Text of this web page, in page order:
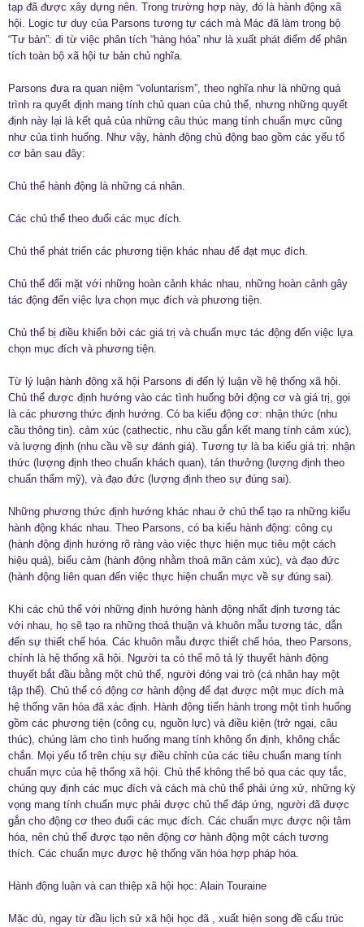
tạp đã được xây dựng nên. Trong trường hợp này, đó là hành động xã
hội. Logic tư duy của Parsons tương tự cách mà Mác đã làm trong bộ
“Tư bản”: đi từ việc phân tích “hàng hóa” như là xuất phát điểm để phân
tích toàn bộ xã hội tư bản chủ nghĩa.
Parsons đưa ra quan niệm “voluntarism”, theo nghĩa như là những quá
trình ra quyết định mang tính chủ quan của chủ thể, nhưng những quyết
định này lại là kết quả của những câu thúc mang tính chuẩn mực cũng
như của tình huống. Như vậy, hành động chủ động bao gồm các yếu tố
cơ bản sau đây:
Chủ thể hành động là những cá nhân.
Các chủ thể theo đuổi các mục đích.
Chủ thể phát triển các phương tiện khác nhau để đạt mục đích.
Chủ thể đối mặt với những hoàn cảnh khác nhau, những hoàn cảnh gây
tác động đến việc lựa chọn mục đích và phương tiện.
Chủ thể bị điều khiển bởi các giá trị và chuẩn mực tác động đến việc lựa
chọn mục đích và phương tiện.
Từ lý luận hành động xã hội Parsons đi đến lý luận về hệ thống xã hội.
Chủ thể được định hướng vào các tình huống bởi động cơ và giá trị, gọi
là các phương thức định hướng. Có ba kiểu động cơ: nhận thức (nhu
cầu thông tin). cảm xúc (cathectic, nhu cầu gắn kết mang tính cảm xúc),
và lượng định (nhu cầu về sự đánh giá). Tương tự là ba kiểu giá trị: nhận
thức (lượng định theo chuẩn khách quan), tán thưởng (lượng định theo
chuẩn thẩm mỹ), và đạo đức (lượng định theo sự đúng sai).
Những phương thức định hướng khác nhau ở chủ thể tạo ra những kiểu
hành động khác nhau. Theo Parsons, có ba kiểu hành động: công cụ
(hành động định hướng rõ ràng vào việc thực hiện mục tiêu một cách
hiệu quả), biểu cảm (hành động nhằm thoả mãn cảm xúc), và đạo đức
(hành động liên quan đến việc thực hiện chuẩn mực về sự đúng sai).
Khi các chủ thể với những định hướng hành động nhất định tương tác
với nhau, họ sẽ tạo ra những thoả thuận và khuôn mẫu tương tác, dẫn
đến sự thiết chế hóa. Các khuôn mẫu được thiết chế hóa, theo Parsons,
chính là hệ thống xã hội. Người ta có thể mô tả lý thuyết hành động
thuyết bắt đầu bằng một chủ thể, người đóng vai trò (cá nhân hay một
tập thể). Chủ thể có động cơ hành động để đạt được một mục đích mà
hệ thống văn hóa đã xác định. Hành động tiến hành trong một tình huống
gồm các phương tiện (công cụ, nguồn lực) và điều kiện (trở ngại, câu
thúc), chúng làm cho tình huống mang tính không ổn định, không chắc
chắn. Mọi yếu tố trên chịu sự điều chỉnh của các tiêu chuẩn mang tính
chuẩn mực của hệ thống xã hội. Chủ thể không thể bỏ qua các quy tắc,
chúng quy định các mục đích và cách mà chủ thể phải ứng xử, những kỳ
vọng mang tính chuẩn mực phải được chủ thể đáp ứng, người đã được
gắn cho động cơ theo đuổi các mục đích. Các chuẩn mực được nội tâm
hóa, nên chủ thể được tạo nên động cơ hành động một cách tương
thích. Các chuẩn mực được hệ thống văn hóa hợp pháp hóa.
Hành động luận và can thiệp xã hội học: Alain Touraine
Mặc dù, ngay từ đầu lịch sử xã hội học đã , xuất hiện song đề cấu trúc